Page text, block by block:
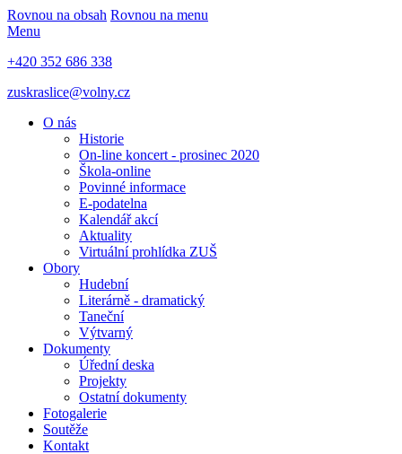
Rovnou na obsah Rovnou na menu
Menu
+420 352 686 338
zuskraslice@volny.cz
O nás
Historie
On-line koncert - prosinec 2020
Škola-online
Povinné informace
E-podatelna
Kalendář akcí
Aktuality
Virtuální prohlídka ZUŠ
Obory
Hudební
Literárně - dramatický
Taneční
Výtvarný
Dokumenty
Úřední deska
Projekty
Ostatní dokumenty
Fotogalerie
Soutěže
Kontakt